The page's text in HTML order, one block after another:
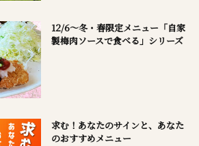
12/6～冬・春限定メニュー「自家
製梅肉ソースで食べる」シリーズ
求む！あなたのサインと、あなた
のおすすめメニュー